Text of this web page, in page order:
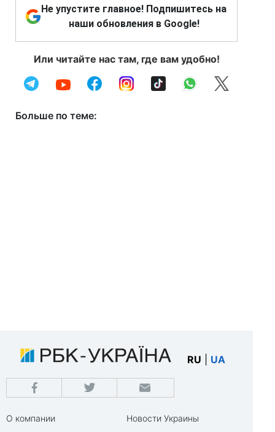
Не упустите главное! Подпишитесь на
наши обновления в Google!
Или читайте нас там, где вам удобно!
Больше по теме:
RU UA
О компании
Новости Украины